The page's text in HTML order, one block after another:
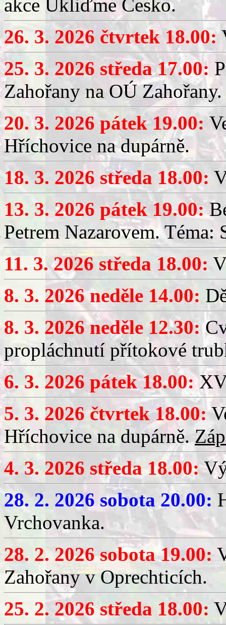
akce Ukliďme Česko.
26. 3. 2026 čtvrtek 18.00:
25. 3. 2026 středa 17.00:
Zahořany na OÚ Zahořany.
20. 3. 2026 pátek 19.00:
Hříchovice na dupárně.
18. 3. 2026 středa 18.00:
13. 3. 2026 pátek 19.00:
Petrem Nazarovem. Téma:
11. 3. 2026 středa 18.00:
8. 3. 2026 neděle 14.00:
8. 3. 2026 neděle 12.30:
propláchnutí přítokové
6. 3. 2026 pátek 18.00:
5. 3. 2026 čtvrtek 18.00:
Hříchovice na dupárně.
4. 3. 2026 středa 18.00:
28. 2. 2026 sobota 20.00:
Vrchovanka.
28. 2. 2026 sobota 19.00:
Zahořany v Oprechticích.
25. 2. 2026 středa 18.00: